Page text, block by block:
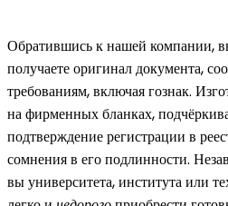
Обратившись к нашей компании,
получаете оригинал документа,
требованиям, включая гознак.
на фирменных бланках,
подтверждение регистрации в
сомнения в его подлинности.
вы университета, института или